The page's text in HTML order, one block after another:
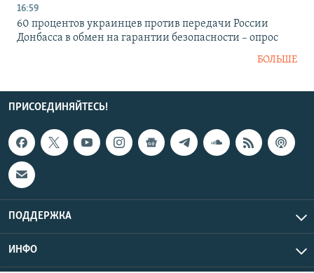
16:59
60 процентов украинцев против передачи России
Донбасса в обмен на гарантии безопасности – опрос
БОЛЬШЕ
ПРИСОЕДИНЯЙТЕСЬ!
ПОДДЕРЖКА
ИНФО